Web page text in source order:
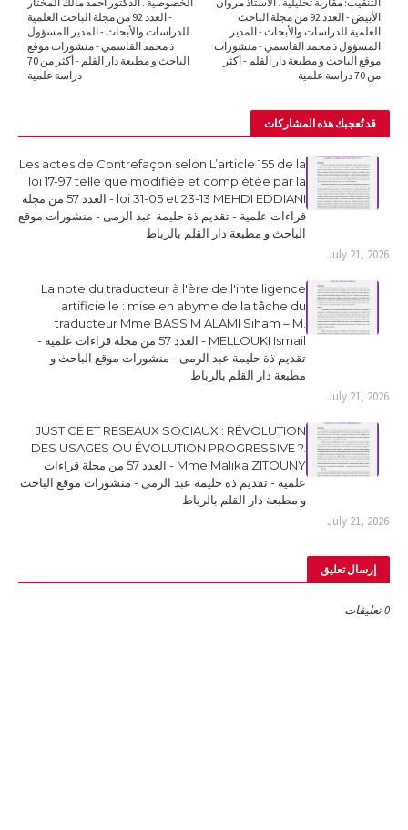
- العدد 92 من مجلة الباحث العلمية
للدراسات والأبحاث - المدير المسؤول
ذ محمد القاسمي - منشورات موقع
الباحث و مطبعة دار القلم - أكثر من 70
دراسة علمية
الأبيض - العدد 92 من مجلة الباحث
العلمية للدراسات والأبحاث - المدير
المسؤول ذ محمد القاسمي - منشورات
موقع الباحث و مطبعة دار القلم - أكثر
من 70 دراسة علمية
قد تُعجبك هذه المشاركات
Les actes de Contrefaçon selon L’article 155 de la
loi 17-97 telle que modifiée et complétée par la
loi 31-05 et 23-13 MEHDI EDDIANI - العدد 57 من مجلة
قراءات علمية - تقديم ذة حليمة عبد الرمى - منشورات موقع
الباحث و مطبعة دار القلم بالرباط
July 21, 2026
La note du traducteur à l'ère de l'intelligence
artificielle : mise en abyme de la tâche du
traducteur Mme BASSIM ALAMI Siham – M.
MELLOUKI Ismail - العدد 57 من مجلة قراءات علمية -
تقديم ذة حليمة عبد الرمى - منشورات موقع الباحث و
مطبعة دار القلم بالرباط
July 21, 2026
JUSTICE ET RESEAUX SOCIAUX : RÉVOLUTION
DES USAGES OU ÉVOLUTION PROGRESSIVE ?.
Mme Malika ZITOUNY - العدد 57 من مجلة قراءات
علمية - تقديم ذة حليمة عبد الرمى - منشورات موقع الباحث
و مطبعة دار القلم بالرباط
July 21, 2026
إرسال تعليق
0 تعليقات